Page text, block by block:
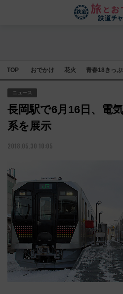
TOP おでかけ 花火 青春18きっぷ
ニュース
長岡駅で6月16日、電
系を展示
2018.05.30 10:05